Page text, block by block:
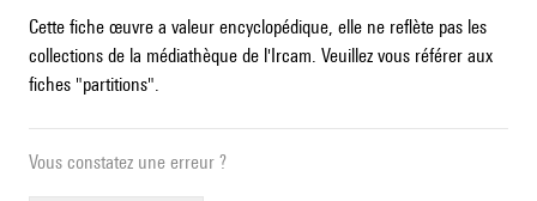
Cette fiche œuvre a valeur encyclopédique, elle ne reflète pas les
collections de la médiathèque de l'Ircam. Veuillez vous référer aux
fiches "partitions".
Vous constatez une erreur ?